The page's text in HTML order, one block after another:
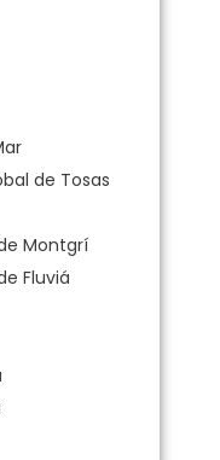
de Tosas
Montgrí
Fluviá